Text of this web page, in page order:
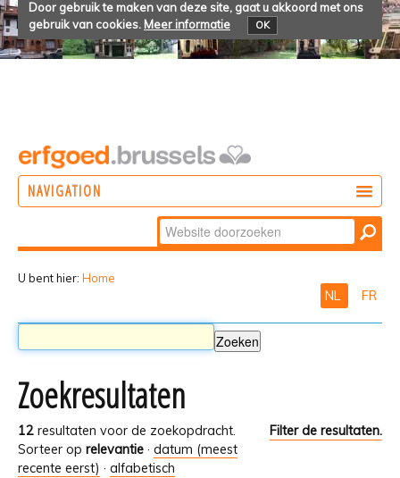
Door gebruik te maken van deze site, gaat u akkoord met ons
gebruik van cookies. Meer informatie OK
NAVIGATION
Zoek
Geavanceerd
U bent hier: Home
NL FR
Zoekresultaten
12 resultaten voor de zoekopdracht.
Filter de resultaten.
Sorteer op relevantie · datum (meest
recente eerst) · alfabetisch